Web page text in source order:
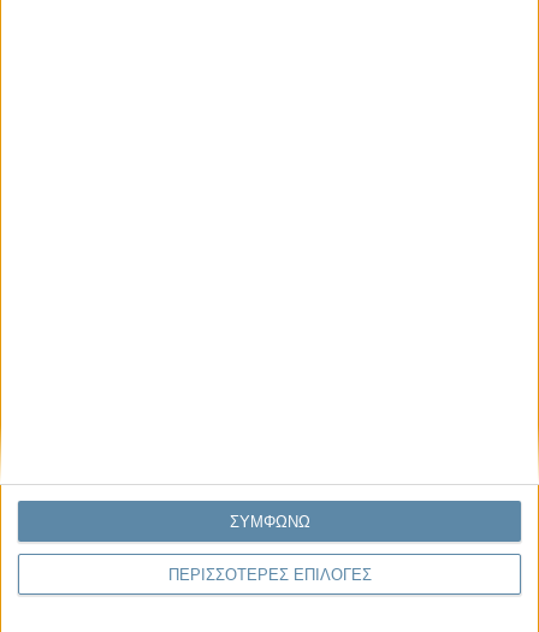
ΠΕΡΙΣΣΟΤΕΡΕΣ ΕΠΙΛΟΓΕΣ
ΣΥΜΦΩΝΩ
Να αφήνεις τους ανθρώπους να είναι (letting